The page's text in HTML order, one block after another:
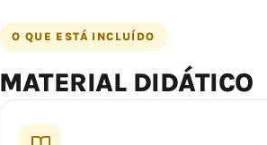
O QUE ESTÁ INCLUÍDO
MATERIAL DIDÁTICO